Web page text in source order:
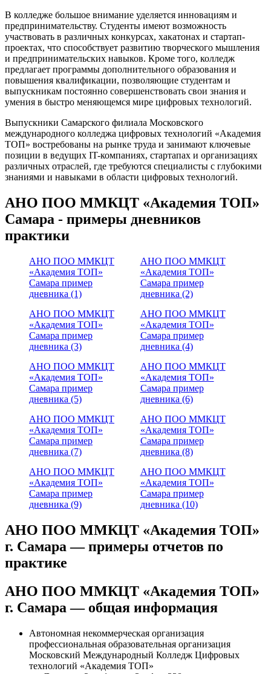
В колледже большое внимание уделяется инновациям и
предпринимательству. Студенты имеют возможность
участвовать в различных конкурсах, хакатонах и стартап-
проектах, что способствует развитию творческого мышления
и предпринимательских навыков. Кроме того, колледж
предлагает программы дополнительного образования и
повышения квалификации, позволяющие студентам и
выпускникам постоянно совершенствовать свои знания и
умения в быстро меняющемся мире цифровых технологий.
Выпускники Самарского филиала Московского
международного колледжа цифровых технологий «Академия
ТОП» востребованы на рынке труда и занимают ключевые
позиции в ведущих IT-компаниях, стартапах и организациях
различных отраслей, где требуются специалисты с глубокими
знаниями и навыками в области цифровых технологий.
АНО ПОО ММКЦТ «Академия ТОП»
Самара - примеры дневников
практики
АНО ПОО ММКЦТ
«Академия ТОП»
Самара пример
дневника (1)
АНО ПОО ММКЦТ
«Академия ТОП»
Самара пример
дневника (2)
АНО ПОО ММКЦТ
«Академия ТОП»
Самара пример
дневника (3)
АНО ПОО ММКЦТ
«Академия ТОП»
Самара пример
дневника (4)
АНО ПОО ММКЦТ
«Академия ТОП»
Самара пример
дневника (5)
АНО ПОО ММКЦТ
«Академия ТОП»
Самара пример
дневника (6)
АНО ПОО ММКЦТ
«Академия ТОП»
Самара пример
дневника (7)
АНО ПОО ММКЦТ
«Академия ТОП»
Самара пример
дневника (8)
АНО ПОО ММКЦТ
«Академия ТОП»
Самара пример
дневника (9)
АНО ПОО ММКЦТ
«Академия ТОП»
Самара пример
дневника (10)
АНО ПОО ММКЦТ «Академия ТОП»
г. Самара — примеры отчетов по
практике
АНО ПОО ММКЦТ «Академия ТОП»
г. Самара — общая информация
Автономная некоммерческая организация
профессиональная образовательная организация
Московский Международный Колледж Цифровых
технологий «Академия ТОП»